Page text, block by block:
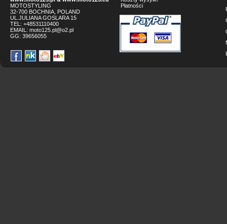
MOTOSTYLING
32-700 BOCHNIA, POLAND
UL.JULIANA GOSLARA 15
TEL: +48531110400
EMAIL: moto125.pl@o2.pl
GG: 39656055
Płatności